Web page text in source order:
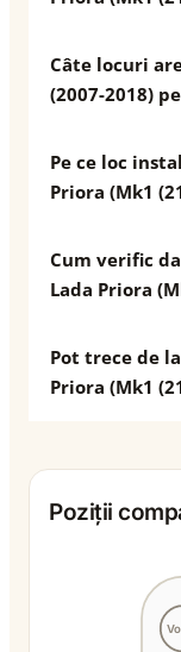
Câte locuri
(2007-2018)
Pe ce loc
Priora (Mk1
Cum verific
Lada Priora
Pot trece de
Priora (Mk1
Poziții